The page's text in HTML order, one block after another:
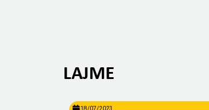
LAJME
18/07/2023